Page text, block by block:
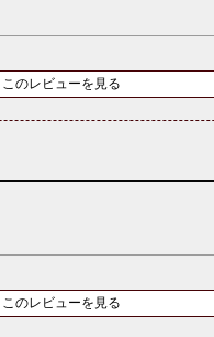
このレビューを見る
このレビューを見る